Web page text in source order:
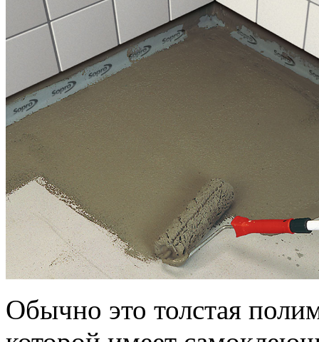
Обычно это толстая